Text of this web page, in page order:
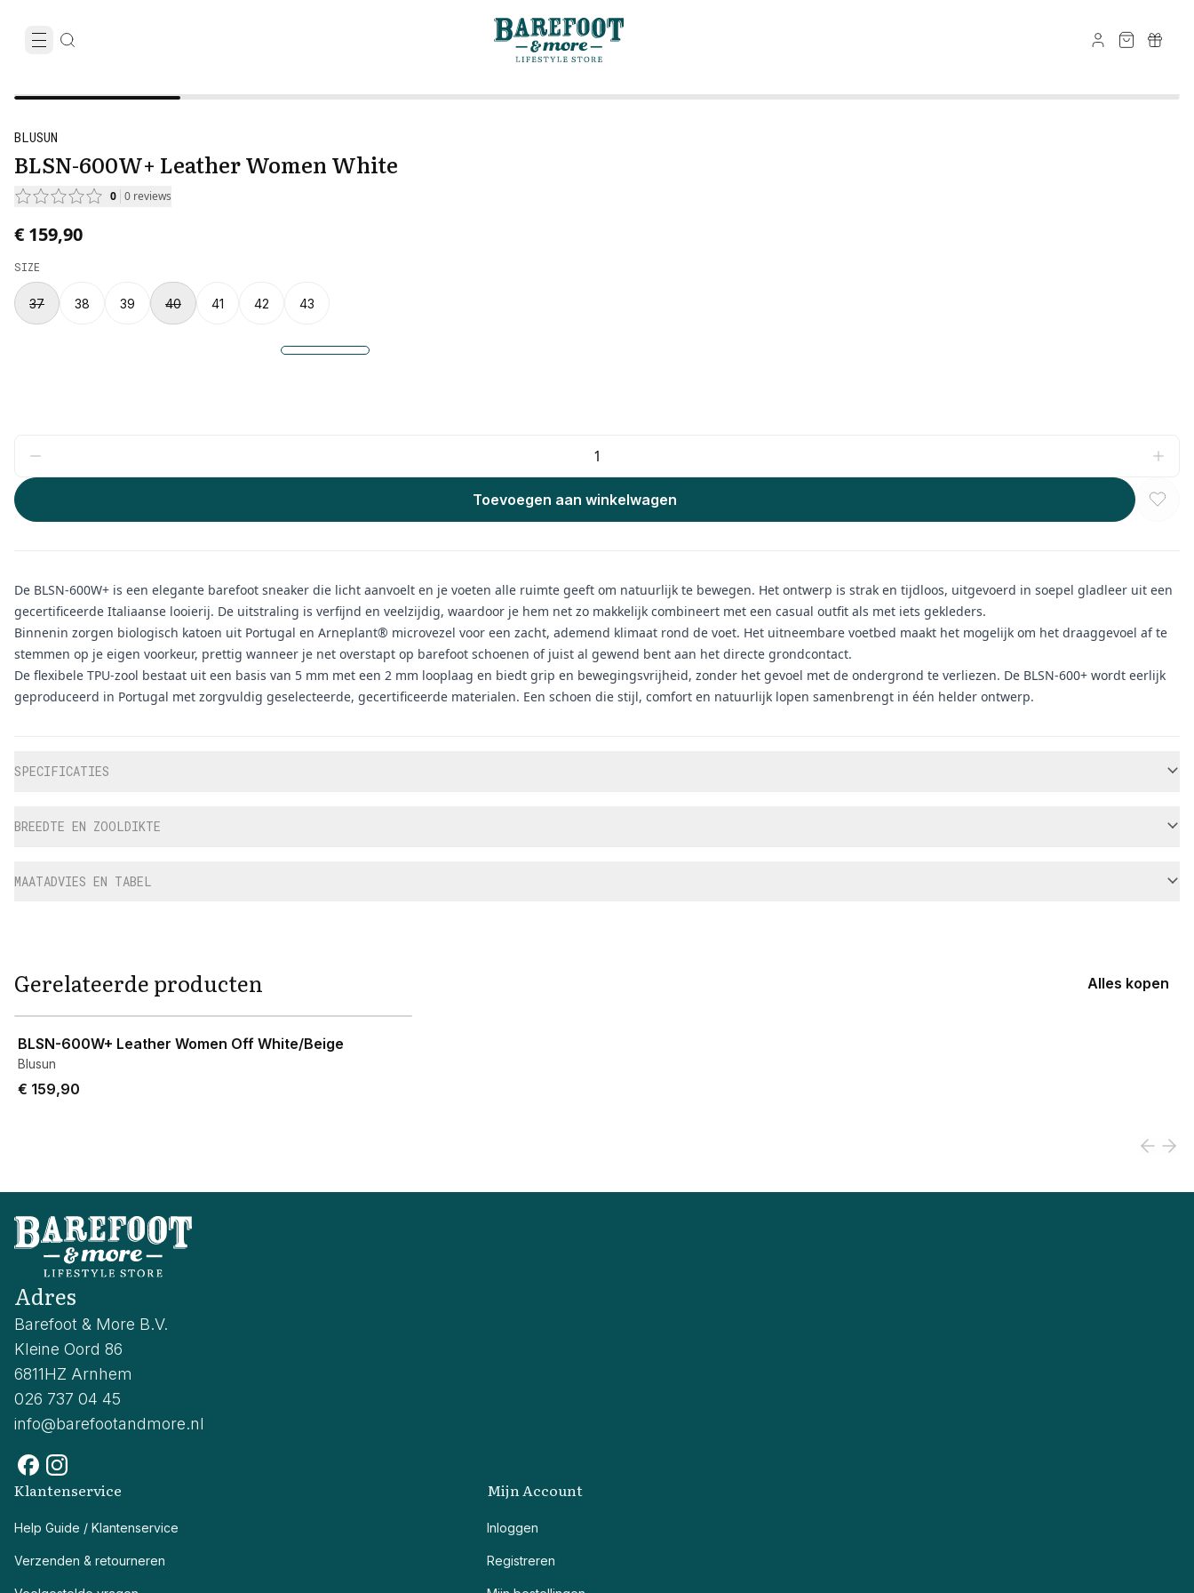
BLUSUN
BLSN-600W+ Leather Women White
0 0 reviews
€ 159,90
SIZE
37 38 39 40 41 42 43
Toevoegen aan winkelwagen
De BLSN-600W+ is een elegante barefoot sneaker die licht aanvoelt en je voeten alle ruimte geeft om natuurlijk te bewegen. Het ontwerp is strak en tijdloos, uitgevoerd in soepel gladleer uit een
gecertificeerde Italiaanse looierij. De uitstraling is verfijnd en veelzijdig, waardoor je hem net zo makkelijk combineert met een casual outfit als met iets gekleders.
Binnenin zorgen biologisch katoen uit Portugal en Arneplant® microvezel voor een zacht, ademend klimaat rond de voet. Het uitneembare voetbed maakt het mogelijk om het draaggevoel af te
stemmen op je eigen voorkeur, prettig wanneer je net overstapt op barefoot schoenen of juist al gewend bent aan het directe grondcontact.
De flexibele TPU-zool bestaat uit een basis van 5 mm met een 2 mm looplaag en biedt grip en bewegingsvrijheid, zonder het gevoel met de ondergrond te verliezen. De BLSN-600+ wordt eerlijk
geproduceerd in Portugal met zorgvuldig geselecteerde, gecertificeerde materialen. Een schoen die stijl, comfort en natuurlijk lopen samenbrengt in één helder ontwerp.
SPECIFICATIES
BREEDTE EN ZOOLDIKTE
MAATADVIES EN TABEL
Gerelateerde producten Alles kopen
BLSN-600W+ Leather Women Off White/Beige
Blusun
€ 159,90
Adres
Barefoot & More B.V.
Kleine Oord 86
6811HZ Arnhem
026 737 04 45
info@barefootandmore.nl
Klantenservice
Help Guide / Klantenservice
Verzenden & retourneren
Mijn Account
Inloggen
Registreren